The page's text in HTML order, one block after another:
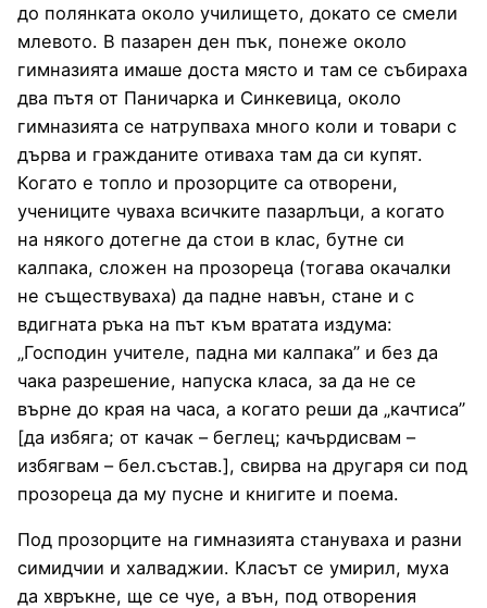
до полянката около училището, докато се смели
млевото. В пазарен ден пък, понеже около
гимназията имаше доста място и там се събираха
два пътя от Паничарка и Синкевица, около
гимназията се натрупваха много коли и товари с
дърва и гражданите отиваха там да си купят.
Когато е топло и прозорците са отворени,
учениците чуваха всичките пазарлъци, а когато
на някого дотегне да стои в клас, бутне си
калпака, сложен на прозореца (тогава окачалки
не съществуваха) да падне навън, стане и с
вдигната ръка на път към вратата издума:
„Господин учителе, падна ми калпака” и без да
чака разрешение, напуска класа, за да не се
върне до края на часа, а когато реши да „качтиса”
[да избяга; от качак – беглец; качърдисвам –
избягвам – бел.състав.], свирва на другаря си под
прозореца да му пусне и книгите и поема.
Под прозорците на гимназията стануваха и разни
симидчии и халваджии. Класът се умирил, муха
да хвръкне, ще се чуе, а вън, под отворения